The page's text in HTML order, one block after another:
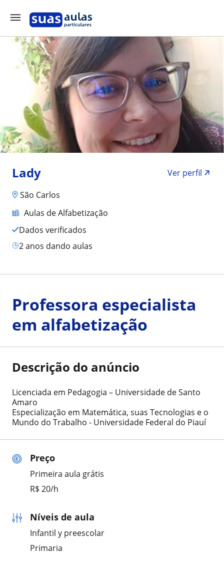
Lady
Ver perfil
São Carlos
Aulas de Alfabetização
Dados verificados
2 anos dando aulas
Preço
Primeira aula grátis
R$ 20/h
Níveis de aula
Infantil y preescolar
Primaria
Professora especialista
em alfabetização
Descrição do anúncio
Licenciada em Pedagogia – Universidade de Santo
Amaro
Especialização em Matemática, suas Tecnologias e o
Mundo do Trabalho - Universidade Federal do Piauí